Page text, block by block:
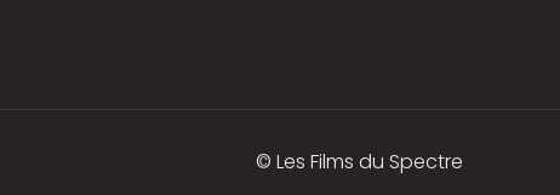
© Les Films du Spectre